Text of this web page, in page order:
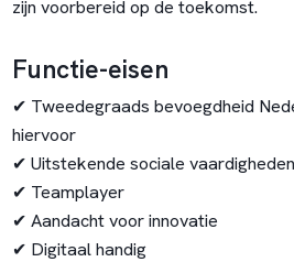
zijn voorbereid op de toekomst.
Functie-eisen
✔ Tweedegraads bevoegdheid
hiervoor
✔ Uitstekende sociale vaardigheden
✔ Teamplayer
✔ Aandacht voor innovatie
✔ Digitaal handig